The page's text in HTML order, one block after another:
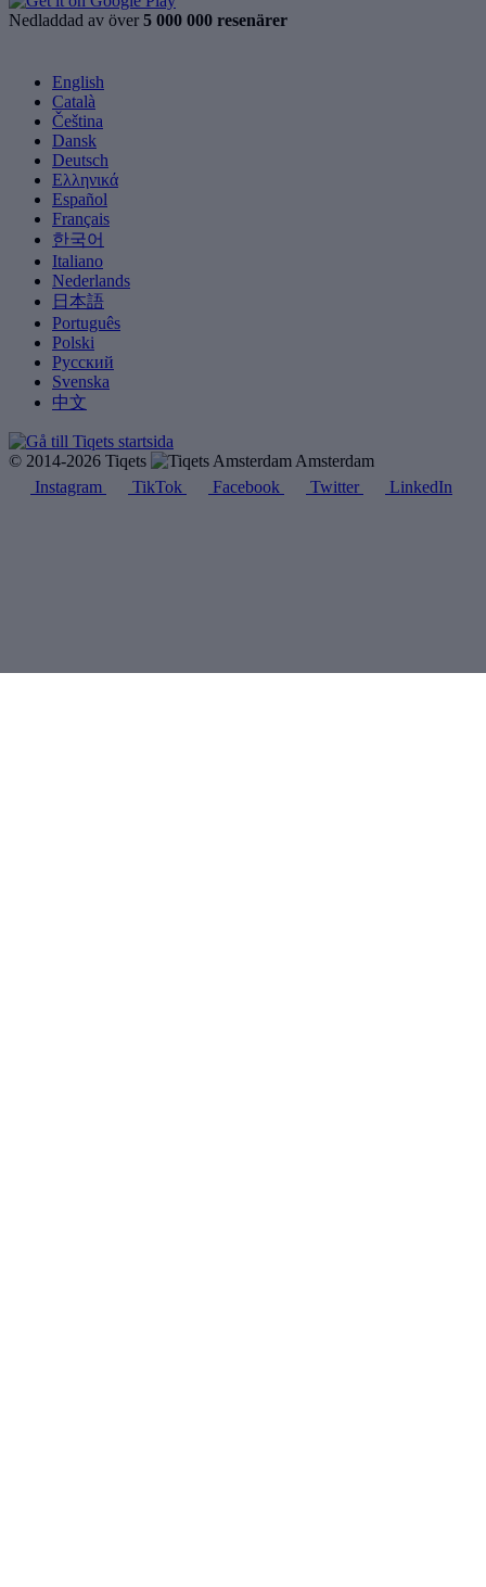
Nedladdad av över 5 000 000 resenärer
English
Català
Čeština
Dansk
Deutsch
Ελληνικά
Español
Français
한국어
Italiano
Nederlands
日本語
Português
Polski
Русский
Svenska
中文
© 2014-2026 Tiqets
Amsterdam
Instagram
TikTok Facebook Twitter LinkedIn